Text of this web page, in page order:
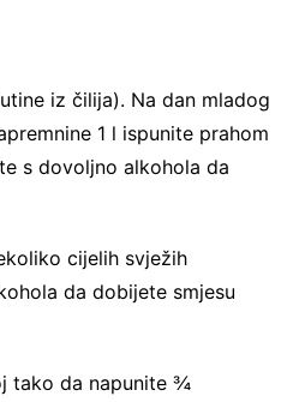
iz čilija). Na dan mladog
1 l ispunite prahom
s dovoljno alkohola da
cijelih svježih
da dobijete smjesu
tako da napunite ¾